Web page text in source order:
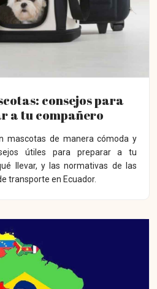
consejos para
a tu compañero
mascotas de manera cómoda y
útiles para preparar a tu
llevar, y las normativas de las
transporte en Ecuador.